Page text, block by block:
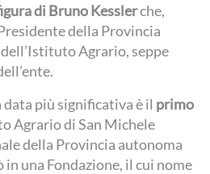
di Bruno Kesslerche,
della Provincia
Agrario, seppe
più significativa è il primo
Agrario di San Michele
della Provincia autonoma
una Fondazione, il cui nome